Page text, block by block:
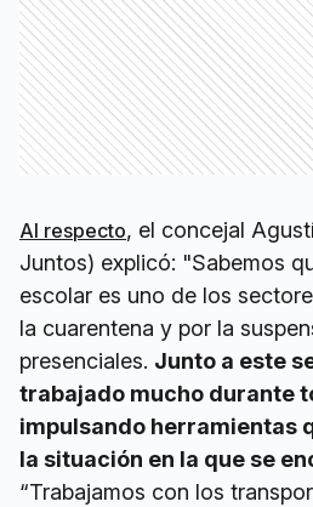
Al respecto, el concejal
Juntos) explicó: "Sabemos
escolar es uno de los
la cuarentena y por la
presenciales. Junto a este
trabajado mucho durante
impulsando herramientas
la situación en la que se
“Trabajamos con los